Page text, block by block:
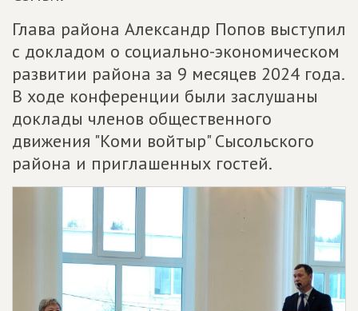
Глава района Александр Попов выступил
с докладом о социально-экономическом
развитии района за 9 месяцев 2024 года.
В ходе конференции были заслушаны
доклады членов общественного
движения "Коми войтыр" Сысольского
района и приглашенных гостей.